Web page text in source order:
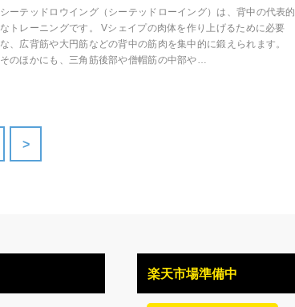
シーテッドロウイング（シーテッドローイング）は、背中の代表的
なトレーニングです。 Vシェイプの肉体を作り上げるために必要
な、広背筋や大円筋などの背中の筋肉を集中的に鍛えられます。
そのほかにも、三角筋後部や僧帽筋の中部や…
>
楽天市場準備中